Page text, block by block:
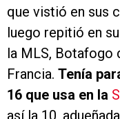
que vistió en sus
luego repitió en
la MLS, Botafogo
Francia. Tenía
16 que usa en la
así la 10,